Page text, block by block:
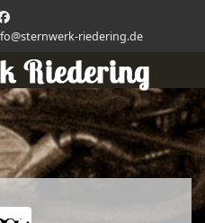
riedering.de